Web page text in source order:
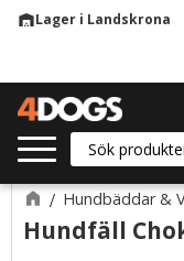
warehouseLager i Landskrona
Hundbäddar &
Hundfäll